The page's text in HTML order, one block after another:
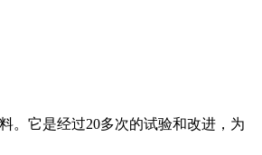
。它是经过20多次的试验和改进，为